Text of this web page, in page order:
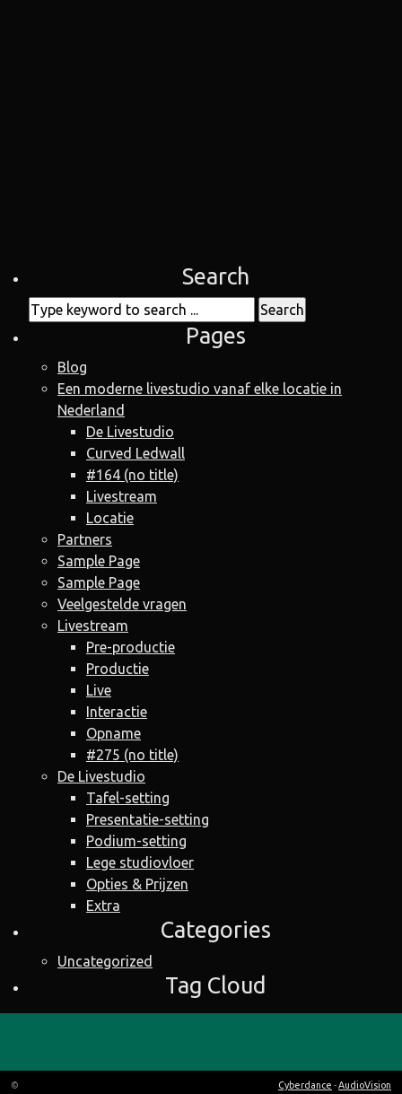
Search
Pages
Blog
Een moderne livestudio vanaf elke locatie in
Nederland
De Livestudio
Curved Ledwall
#164 (no title)
Livestream
Locatie
Partners
Sample Page
Sample Page
Veelgestelde vragen
Livestream
Pre-productie
Productie
Live
Interactie
Opname
#275 (no title)
De Livestudio
Tafel-setting
Presentatie-setting
Podium-setting
Lege studiovloer
Opties & Prijzen
Extra
Categories
Uncategorized
Tag Cloud
© Cyberdance -AudioVision